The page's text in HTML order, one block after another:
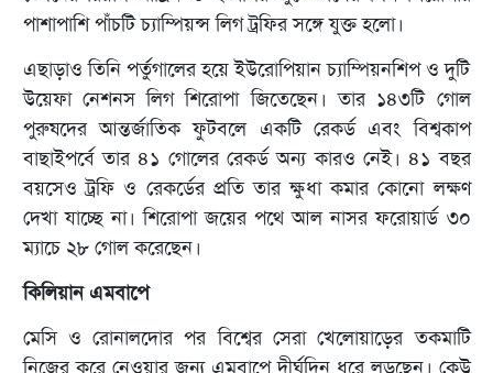
পাশাপাশি পাঁচটি চ্যাম্পিয়ন্স লিগ ট্রফির সঙ্গে যুক্ত হলো।
এছাড়াও তিনি পর্তুগালের হয়ে ইউরোপিয়ান চ্যাম্পিয়নশিপ ও দুটি
উয়েফা নেশনস লিগ শিরোপা জিতেছেন। তার ১৪৩টি গোল
পুরুষদের আন্তর্জাতিক ফুটবলে একটি রেকর্ড এবং বিশ্বকাপ
বাছাইপর্বে তার ৪১ গোলের রেকর্ড অন্য কারও নেই। ৪১ বছর
বয়সেও ট্রফি ও রেকর্ডের প্রতি তার ক্ষুধা কমার কোনো লক্ষণ
দেখা যাচ্ছে না। শিরোপা জয়ের পথে আল নাসর ফরোয়ার্ড ৩০
ম্যাচে ২৮ গোল করেছেন।
কিলিয়ান এমবাপে
মেসি ও রোনালদোর পর বিশ্বের সেরা খেলোয়াড়ের তকমাটি
নিজের করে নেওয়ার জন্য এমবাপে দীর্ঘদিন ধরে লড়ছেন। কেউ